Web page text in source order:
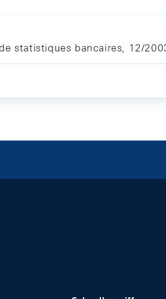
statistiques bancaires, 12/